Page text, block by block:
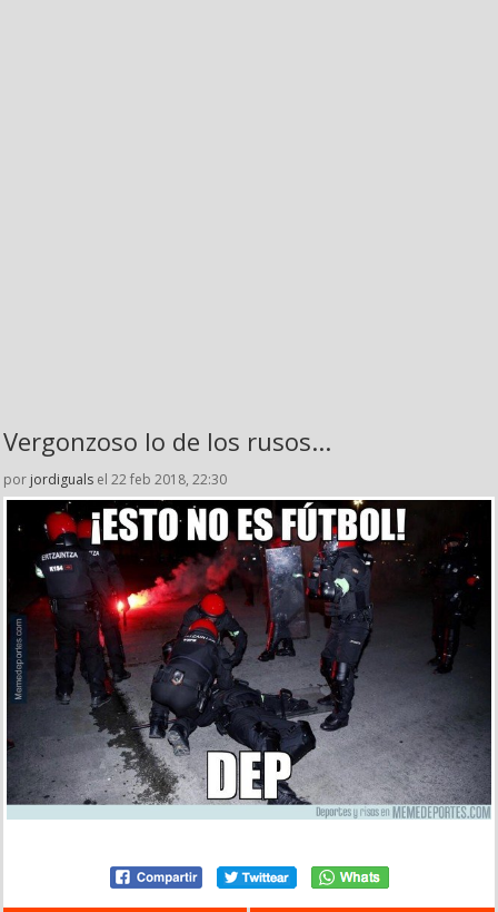
Vergonzoso lo de los rusos...
por jordiguals el 22 feb 2018, 22:30